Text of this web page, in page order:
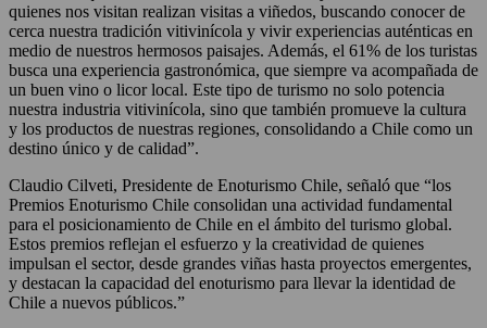
quienes nos visitan realizan visitas a viñedos, buscando conocer de
cerca nuestra tradición vitivinícola y vivir experiencias auténticas en
medio de nuestros hermosos paisajes. Además, el 61% de los turistas
busca una experiencia gastronómica, que siempre va acompañada de
un buen vino o licor local. Este tipo de turismo no solo potencia
nuestra industria vitivinícola, sino que también promueve la cultura
y los productos de nuestras regiones, consolidando a Chile como un
destino único y de calidad”.
Claudio Cilveti, Presidente de Enoturismo Chile, señaló que “los
Premios Enoturismo Chile consolidan una actividad fundamental
para el posicionamiento de Chile en el ámbito del turismo global.
Estos premios reflejan el esfuerzo y la creatividad de quienes
impulsan el sector, desde grandes viñas hasta proyectos emergentes,
y destacan la capacidad del enoturismo para llevar la identidad de
Chile a nuevos públicos.”